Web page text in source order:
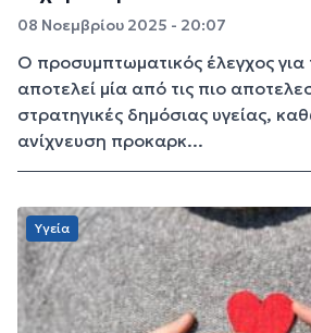
08 Νοεμβρίου 2025 - 20:07
Ο προσυμπτωματικός έλεγχος για
αποτελεί μία από τις πιο
στρατηγικές δημόσιας υγείας,
ανίχνευση προκαρκ...
Υγεία